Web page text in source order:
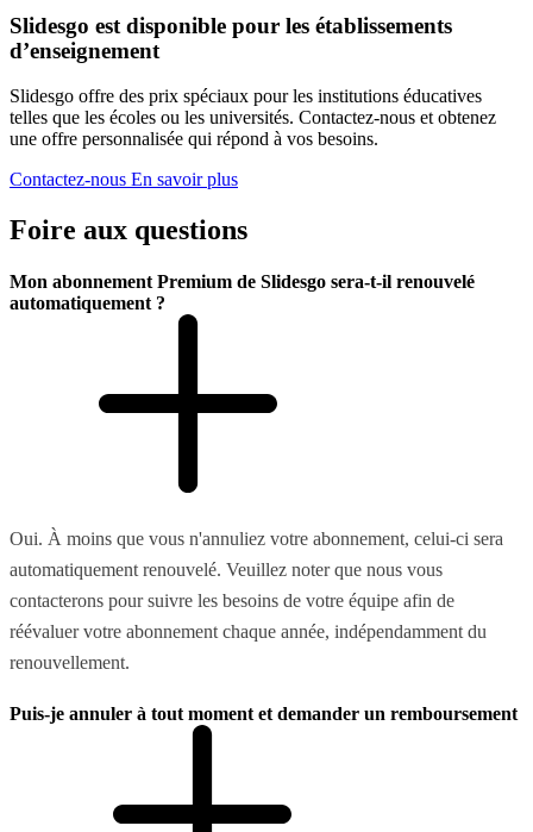
Slidesgo est disponible pour les établissements
d’enseignement
Slidesgo offre des prix spéciaux pour les institutions éducatives
telles que les écoles ou les universités. Contactez-nous et obtenez
une offre personnalisée qui répond à vos besoins.
Contactez-nous En savoir plus
Foire aux questions
Mon abonnement Premium de Slidesgo sera-t-il renouvelé
automatiquement ?
Oui. À moins que vous n'annuliez votre abonnement, celui-ci sera
automatiquement renouvelé. Veuillez noter que nous vous
contacterons pour suivre les besoins de votre équipe afin de
réévaluer votre abonnement chaque année, indépendamment du
renouvellement.
Puis-je annuler à tout moment et demander un remboursement